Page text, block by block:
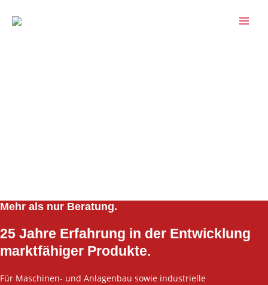
Inhalt
Mehr als nur Beratung.
25 Jahre Erfahrung in der Entwicklung
marktfähiger Produkte.
Für Maschinen- und Anlagenbau sowie industrielle